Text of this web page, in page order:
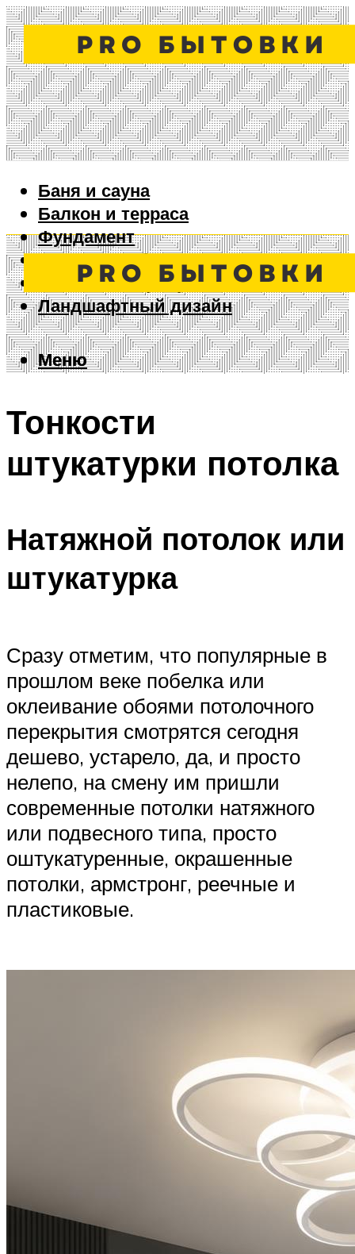
Баня и сауна
Балкон и терраса
Фундамент
Ворота и забор
Дизайн интерьера
Ландшафтный дизайн
Меню
Меню
Тонкости
штукатурки потолка
Натяжной потолок или
штукатурка
Сразу отметим, что популярные в
прошлом веке побелка или
оклеивание обоями потолочного
перекрытия смотрятся сегодня
дешево, устарело, да, и просто
нелепо, на смену им пришли
современные потолки натяжного
или подвесного типа, просто
оштукатуренные, окрашенные
потолки, армстронг, реечные и
пластиковые.